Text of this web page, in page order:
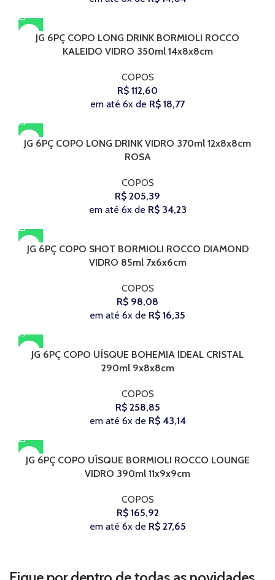
JG 6PÇ COPO LONG DRINK BORMIOLI ROCCO
KALEIDO VIDRO 350ml 14x8x8cm
COPOS
R$ 112,60
em até 6x de R$ 18,77
JG 6PÇ COPO LONG DRINK VIDRO 370ml 12x8x8cm
ROSA
COPOS
R$ 205,39
em até 6x de R$34,23
JG 6PÇ COPO SHOT BORMIOLI ROCCO DIAMOND
VIDRO 85ml 7x6x6cm
COPOS
R$ 98,08
em até 6x de R$ 16,35
JG 6PÇ COPO UÍSQUE BOHEMIA IDEAL CRISTAL
290ml 9x8x8cm
COPOS
R$258,85
em até 6x de R$43,14
JG 6PÇ COPO UÍSQUE BORMIOLI ROCCO LOUNGE
VIDRO 390ml 11x9x9cm
COPOS
R$165,92
em até 6x de R$27,65